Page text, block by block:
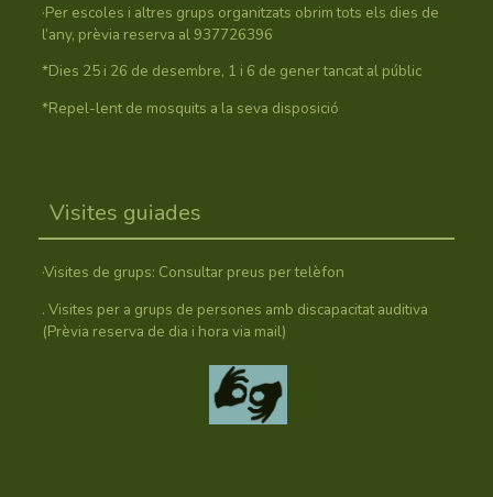
·Per escoles i altres grups organitzats obrim tots els dies de
l’any, prèvia reserva al 937726396
*Dies 25 i 26 de desembre, 1 i 6 de gener tancat al públic
*Repel-lent de mosquits a la seva disposició
Visites guiades
·Visites de grups: Consultar preus per telèfon
. Visites per a grups de persones amb discapacitat auditiva
(Prèvia reserva de dia i hora via mail)